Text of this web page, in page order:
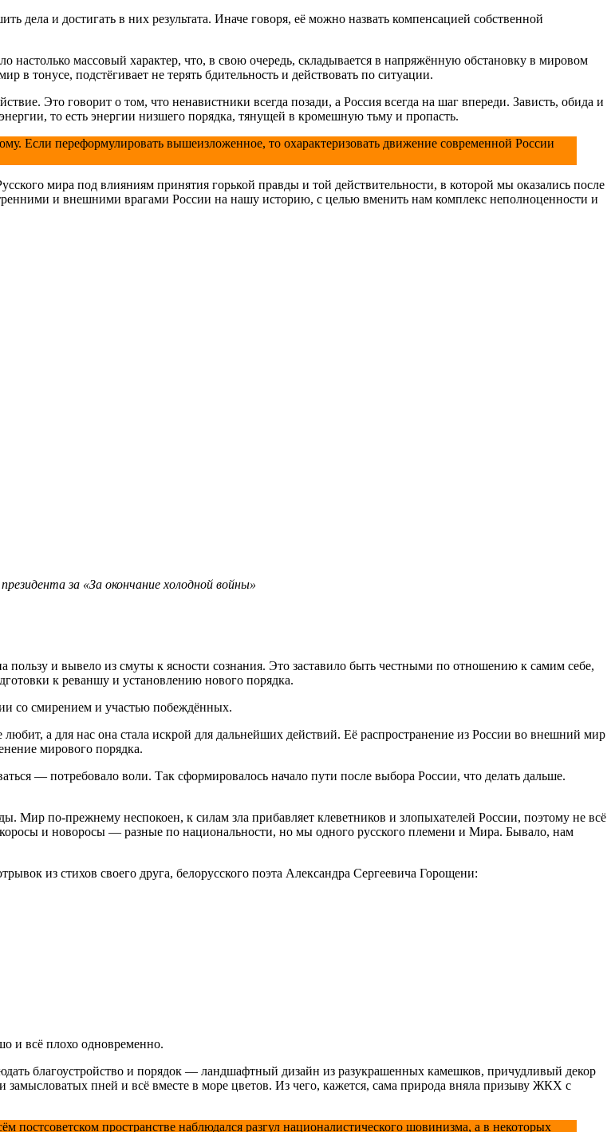
дела и достигать в них результата. Иначе говоря, её можно назвать компенсацией собственной
настолько массовый характер, что, в свою очередь, складывается в напряжённую обстановку в мировом
в тонусе, подстёгивает не терять бдительность и действовать по ситуации.
Это говорит о том, что ненавистники всегда позади, а Россия всегда на шаг впереди. Зависть, обида и
то есть энергии низшего порядка, тянущей в кромешную тьму и пропасть.
Если переформулировать вышеизложенное, то охарактеризовать движение современной России
мира под влияниям принятия горькой правды и той действительности, в которой мы оказались после
и внешними врагами России на нашу историю, с целью вменить нам комплекс неполноценности и
за «За окончание холодной войны»
и вывело из смуты к ясности сознания. Это заставило быть честными по отношению к самим себе,
к реваншу и установлению нового порядка.
со смирением и участью побеждённых.
а для нас она стала искрой для дальнейших действий. Её распространение из России во внешний мир
мирового порядка.
— потребовало воли. Так сформировалось начало пути после выбора России, что делать дальше.
по-прежнему неспокоен, к силам зла прибавляет клеветников и злопыхателей России, поэтому не всё
и новоросы — разные по национальности, но мы одного русского племени и Мира. Бывало, нам
из стихов своего друга, белорусского поэта Александра Сергеевича Горощени:
и всё плохо одновременно.
благоустройство и порядок — ландшафтный дизайн из разукрашенных камешков, причудливый декор
пней и всё вместе в море цветов. Из чего, кажется, сама природа вняла призыву ЖКХ с
постсоветском пространстве наблюдался разгул националистического шовинизма, а в некоторых